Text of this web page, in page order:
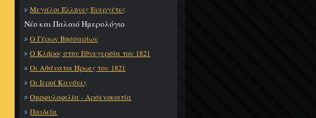
Μεγάλοι Έλληνες Ευεργέτες
Νέο και Παλαιό Ημερολόγιο
Ο Γέρων Βησσαρίων
Ο Κλήρος στην Εθνεγερσία του 1821
Οι Αθάνατοι Ήρωες του 1821
Οι Ιεροί Κανόνες
Ομοφυλοφιλία - Αρσενοκοιτία
Παιδεία